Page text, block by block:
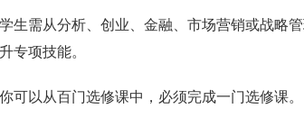
生需从分析、创业、金融、市场营销或战略
专项技能。
可以从百门选修课中，必须完成一门选修课。